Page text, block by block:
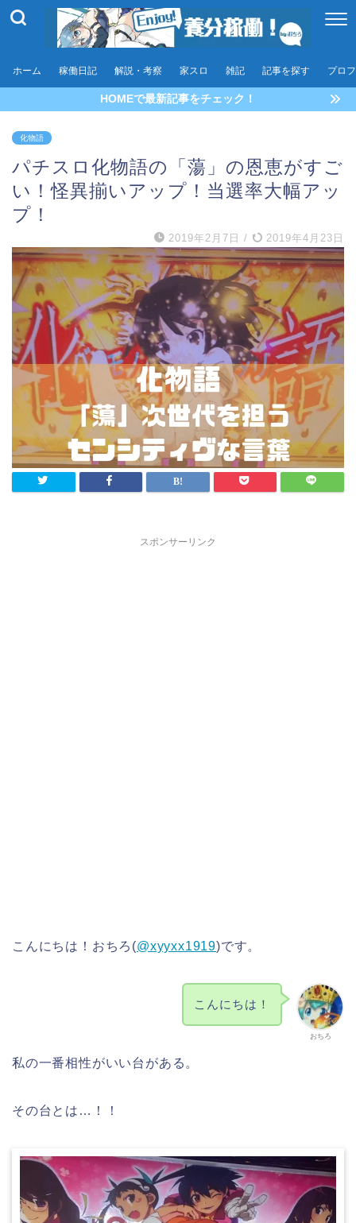
ホーム 稼働日記 解説・考察 家スロ 雑記 記事を探す プロ
HOMEで最新記事をチェック！
化物語
パチスロ化物語の「蕩」の恩恵がすご
い！怪異揃いアップ！当選率大幅アッ
プ！
2019年2月7日 / 2019年4月23日
スポンサーリンク
こんにちは！おちろ(@xyyxx1919)です。
おちろ
こんにちは！
私の一番相性がいい台がある。
その台とは…！！